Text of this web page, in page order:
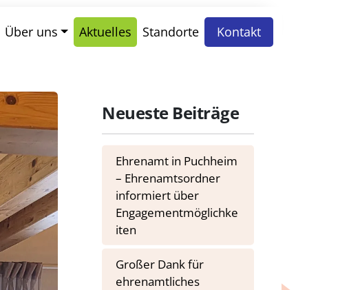
Über uns Aktuelles Standorte Kontakt
Neueste Beiträge
Ehrenamt in Puchheim
– Ehrenamtsordner
informiert über
Engagementmöglichke
iten
Großer Dank für
ehrenamtliches